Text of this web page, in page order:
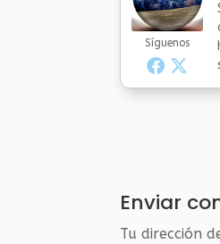
Síguenos
Enviar
Tu dirección